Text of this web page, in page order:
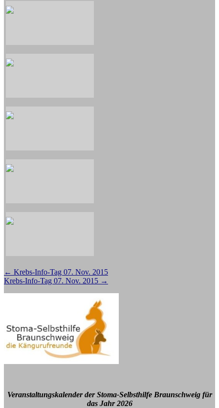
Beitragsnavigation
← Krebs-Info-Tag 07. Nov. 2015
Krebs-Info-Tag 07. Nov. 2015 →
Veranstaltungskalender der Stoma-Selbsthilfe Braunschweig für
das Jahr 2026